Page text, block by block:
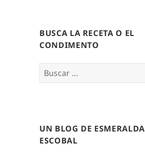
BUSCA LA RECETA O EL
CONDIMENTO
Buscar:
UN BLOG DE ESMERALDA
ESCOBAL